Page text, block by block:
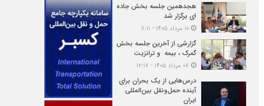
هجدهمین جلسه بخش جاده
ای برگزار شد
۱۰ مرداد ۱۴۰۵ - ۸:۱۱
گزارشی از آخرین جلسه بخش
گمرک ، بیمه و ترانزیت
درس‌هایی از یک بحران برای
آینده حمل‌ونقل بین‌المللی
ایران